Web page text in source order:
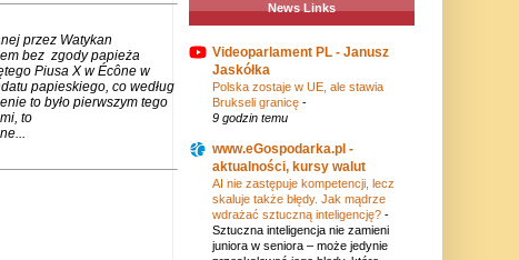
przez Watykan
bez zgody papieża
Piusa X w Écône w
papieskiego, co według
to było pierwszym tego
to
News Links
Videoparlament PL - Janusz
Jaskółka
Polska zostaje w UE, ale stawia
Brukseli granicę -
9 godzin temu
www.eGospodarka.pl -
aktualności, kursy walut
AI nie zastępuje kompetencji, lecz
skaluje także błędy. Jak mądrze
wdrażać sztuczną inteligencję? -
Sztuczna inteligencja nie zamieni
juniora w seniora – może jedynie